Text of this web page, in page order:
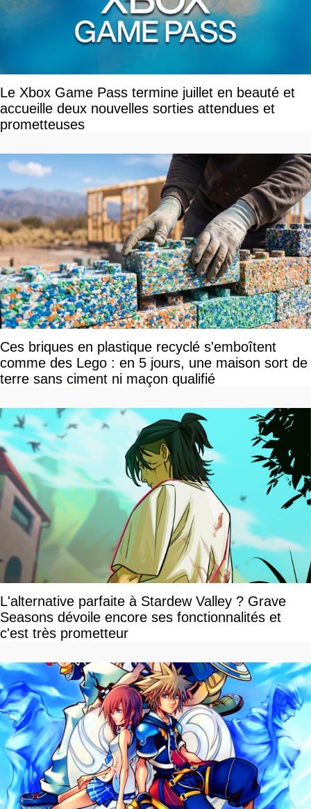
Le Xbox Game Pass termine juillet en beauté et
accueille deux nouvelles sorties attendues et
prometteuses
Ces briques en plastique recyclé s'emboîtent
comme des Lego : en 5 jours, une maison sort de
terre sans ciment ni maçon qualifié
L'alternative parfaite à Stardew Valley ? Grave
Seasons dévoile encore ses fonctionnalités et
c'est très prometteur